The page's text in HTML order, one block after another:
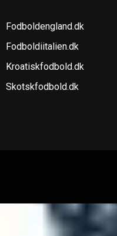
Fodboldengland.dk
Fodboldiitalien.dk
Kroatiskfodbold.dk
Skotskfodbold.dk